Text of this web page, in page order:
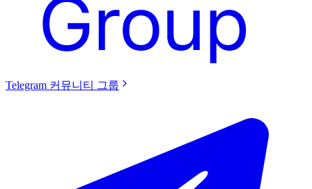
Telegram 커뮤니티 그룹